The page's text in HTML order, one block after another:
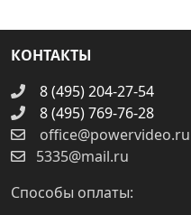
КОНТАКТЫ
8 (495) 204-27-54
8 (495) 769-76-28
office@powervideo.ru
5335@mail.ru
Способы оплаты: